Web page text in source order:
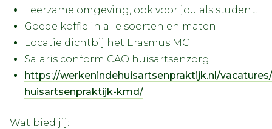
Leerzame omgeving, ook voor jou als student!
Goede koffie in alle soorten en maten
Locatie dichtbij het Erasmus MC
Salaris conform CAO huisartsenzorg
https://werkenindehuisartsenpraktijk.nl/
huisartsenpraktijk-kmd/
Wat bied jij: